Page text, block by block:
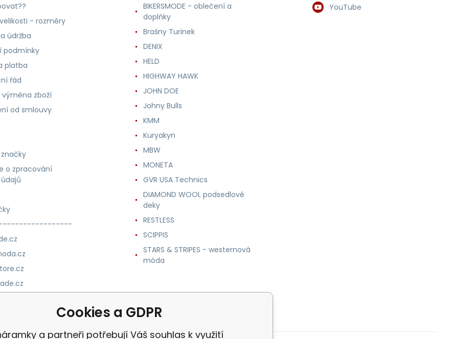
- rozměry
údržba
podmínky
platba
řád
zboží
od smlouvy
o zpracování
BIKERSMODE - oblečení a
doplňky
Brašny Turinek
DENIX
HELD
HIGHWAY HAWK
JOHN DOE
Johny Bulls
KMM
Kuryakyn
MBW
MONETA
GVR USA Technics
DIAMOND WOOL podsedlové
deky
RESTLESS
SCIPPIS
STARS & STRIPES - westernová
móda
YouTube
Cookies a GDPR
a partneři potřebují Váš souhlas k využití